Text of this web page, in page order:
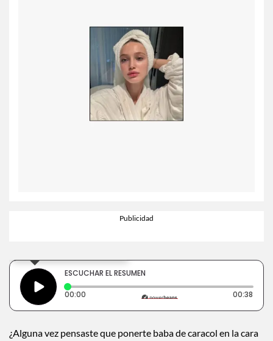
ESCUCHAR EL RESUMEN
00:00 Tiempo transcurrido: 0 segundos 00:38
¿Alguna vez pensaste que ponerte baba de caracol en la cara